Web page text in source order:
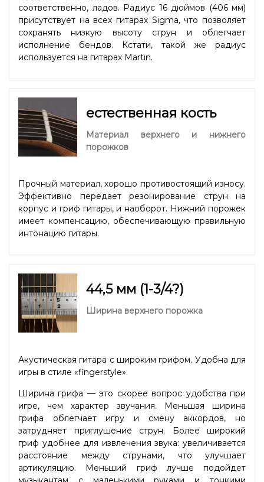
соответственно, ладов. Радиус 16 дюймов (406 мм)
присутствует на всех гитарах Sigma, что позволяет
сохранять низкую высоту струн и облегчает
исполнение бендов. Кстати, такой же радиус
используется на гитарах Martin.
естественная кость
Материал верхнего и нижнего
порожков
Прочный материал, хорошо противостоящий износу.
Эффективно передает резонирование струн на
корпус и гриф гитары, и наоборот. Нижний порожек
имеет компенсацию, обеспечивающую правильную
интонацию гитары.
44,5 мм (1-3/4?)
Ширина верхнего порожка
Акустическая гитара с широким грифом. Удобна для
игры в стиле «fingerstyle».
Ширина грифа — это скорее вопрос удобства при
игре, чем характер звучания. Меньшая ширина
грифа облегчает игру и смену аккордов, но
затрудняет приглушение струн. Более широкий
гриф удобнее для извлечения звука: увеличивается
расстояние между струнами, что улучшает
артикуляцию. Меньший гриф лучше подойдет